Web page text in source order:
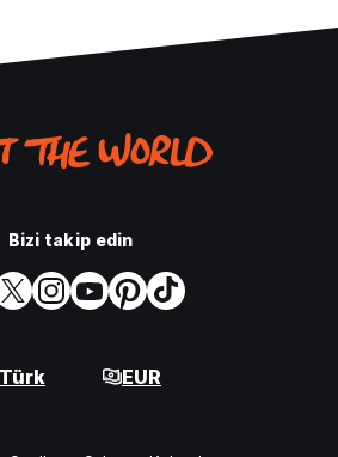
Bizi takip edin
Türk EUR